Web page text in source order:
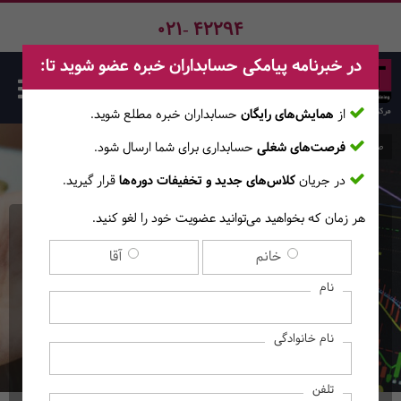
021- 42294
دوره حضوری - آنلاین تجزیه
تحلیل بازارهای مالی به روش
تکنیکال، پیش بینی ارزهای
دیجیتال (Bitcoin)، سهام و
صفحه اصلی دوره‌ها
در خبرنامه پیامکی حسابداران خبره عضو شوید تا:
از همایش‌های رایگان حسابداران خبره مطلع ‎شوید.
فرصت‌های شغلی حسابداری برای شما ارسال شود.
در جریانکلاس‌های جدید و تخفیفات دوره‌هاقرار گیرید.
هر زمان که بخواهید می‌توانید عضویت خود را لغو کنید.
خانم آقا
نام
نام خانوادگی
تلفن